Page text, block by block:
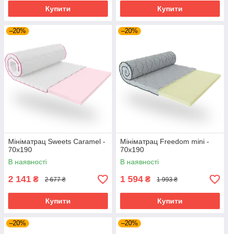
Купити Купити
–20%
Мініматрац Sweets Caramel -
70х190
В наявності
2 141 ₴ 2 677 ₴
Купити
–20%
Мініматрац Freedom mini -
70х190
В наявності
1 594 ₴ 1 993 ₴
Купити
–20% –20%